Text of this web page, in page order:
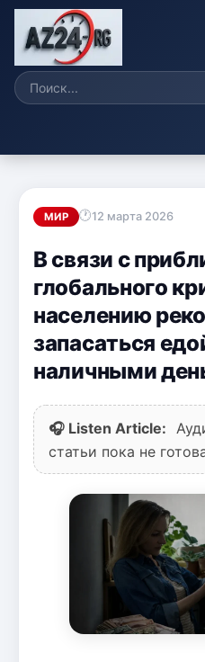
МИР 12 марта 2026
В связи с
глобального
населению
запасаться
наличными
🎧 Listen Article:
статьи пока не